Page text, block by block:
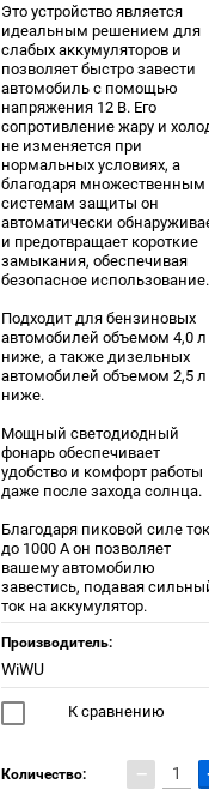
Это устройство является
идеальным решением для
слабых аккумуляторов и
позволяет быстро завести
автомобиль с помощью
напряжения 12 В. Его
сопротивление жару и
не изменяется при
нормальных условиях, а
благодаря множественным
системам защиты он
автоматически
и предотвращает короткие
замыкания, обеспечивая
безопасное использование.
Подходит для бензиновых
автомобилей объемом 4,0 л
ниже, а также дизельных
автомобилей объемом 2,5 л
ниже.
Мощный светодиодный
фонарь обеспечивает
удобство и комфорт работы
даже после захода солнца.
Благодаря пиковой силе
до 1000 А он позволяет
вашему автомобилю
завестись, подавая
ток на аккумулятор.
Производитель:
WiWU
К сравнению
Количество: −